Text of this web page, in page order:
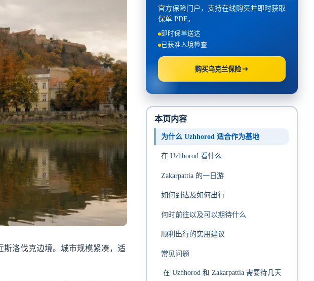
斯洛伐克边境。城市规模紧凑，适
官方保险门户，支持在线购买并即时获取
保单 PDF。
即时保单送达
已获准入境检查
购买乌克兰保险
本页内容
为什么 Uzhhorod 适合作为基地
在 Uzhhorod 看什么
Zakarpattia 的一日游
如何到达及如何出行
何时前往以及可以期待什么
顺利出行的实用建议
常见问题
在 Uzhhorod 和 Zakarpattia 需要待几天